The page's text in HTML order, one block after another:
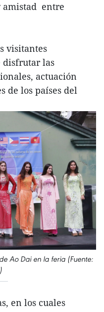
amistad entre
visitantes
disfrutar las
actuación
de los países del
Ao Dai en la feria (Fuente:
en los cuales